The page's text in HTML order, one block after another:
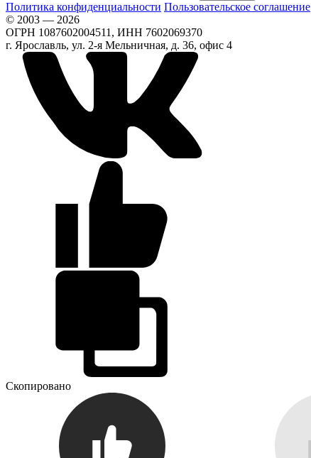
Политика конфиденциальности Пользовательское соглашение
© 2003 — 2026
ОГРН 1087602004511, ИНН 7602069370
г. Ярославль, ул. 2-я Мельничная, д. 36, офис 4
Скопировано